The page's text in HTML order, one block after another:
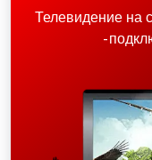
Телевидение на
-